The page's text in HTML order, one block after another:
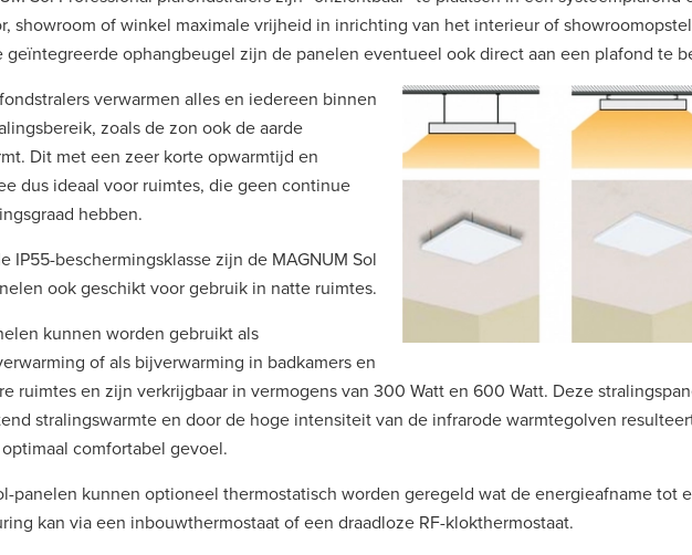
showroom of winkel maximale vrijheid in inrichting van het interieur of
geïntegreerde ophangbeugel zijn de panelen eventueel ook direct aan een plafond te
verwarmen alles en iedereen binnen
zoals de zon ook de aarde
Dit met een zeer korte opwarmtijd en
dus ideaal voor ruimtes, die geen continue
hebben.
IP55-beschermingsklasse zijn de MAGNUM Sol
ook geschikt voor gebruik in natte ruimtes.
kunnen worden gebruikt als
of als bijverwarming in badkamers en
ruimtes en zijn verkrijgbaar in vermogens van 300 Watt en 600 Watt. Deze
stralingswarmte en door de hoge intensiteit van de infrarode warmtegolven
comfortabel gevoel.
panelen kunnen optioneel thermostatisch worden geregeld wat de energieafname tot
kan via een inbouwthermostaat of een draadloze RF-klokthermostaat.